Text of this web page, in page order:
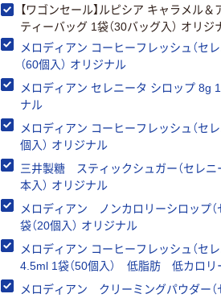
【ワゴンセール】ルピシア キャラメル
ティーバッグ 1袋（30バッグ入） オリジ
メロディアン コーヒーフレッシュ（セ
（60個入） オリジナル
メロディアン セレニータ シロップ 8g 1
ナル
メロディアン コーヒーフレッシュ（セレ
個入） オリジナル
三井製糖 スティックシュガー（セレ
本入） オリジナル
メロディアン ノンカロリーシロップ
袋（20個入） オリジナル
メロディアン コーヒーフレッシュ（セ
4.5ml 1袋（50個入） 低脂肪 低カロリ
メロディアン クリーミングパウダー